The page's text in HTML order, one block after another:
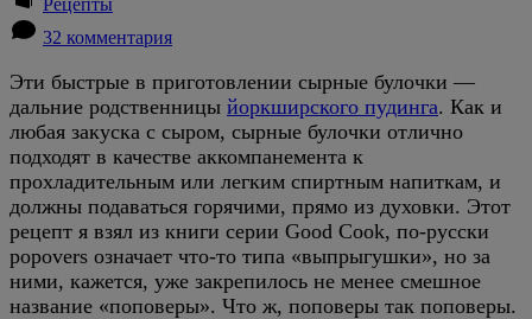
Рецепты
32 комментария
Эти быстрые в приготовлении сырные булочки —
дальние родственницы йоркширского пудинга. Как и
любая закуска с сыром, сырные булочки отлично
подходят в качестве аккомпанемента к
прохладительным или легким спиртным напиткам, и
должны подаваться горячими, прямо из духовки. Этот
рецепт я взял из книги серии Good Cook, по-русски
popovers означает что-то типа «выпрыгушки», но за
ними, кажется, уже закрепилось не менее смешное
название «поповеры». Что ж, поповеры так поповеры.